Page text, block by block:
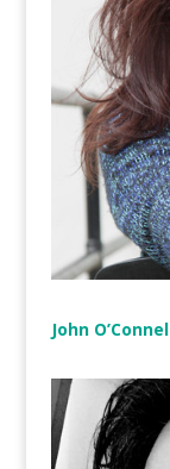
John O’Connel